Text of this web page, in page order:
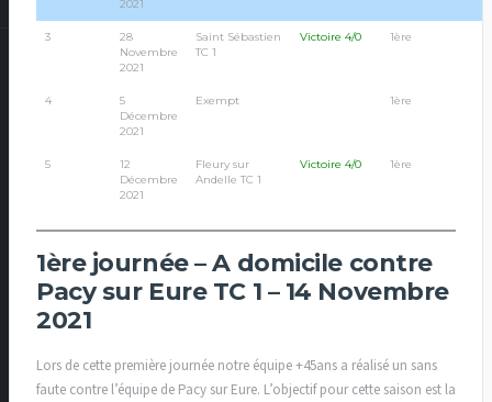
2021
3
28
Novembre
2021
Saint Sébastien
TC 1
Victoire 4/0 1ère
4
5
Décembre
2021
Exempt 1ère
5
12
Décembre
2021
Fleury sur
Andelle TC 1
Victoire 4/0 1ère
1ère journée – A domicile contre
Pacy sur Eure TC 1 – 14 Novembre
2021
Lors de cette première journée notre équipe +45ans a réalisé un sans
faute contre l’équipe de Pacy sur Eure. L’objectif pour cette saison est la